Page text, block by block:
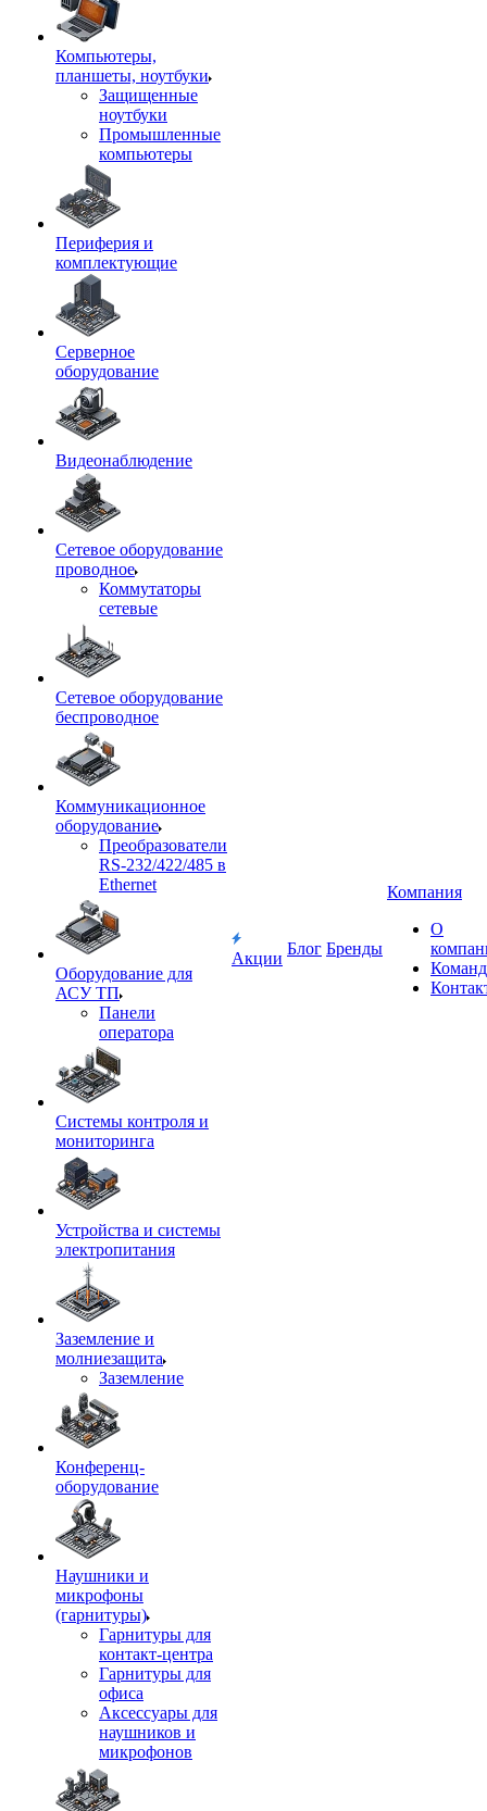
Компьютеры,
планшеты, ноутбуки
Защищенные
ноутбуки
Промышленные
компьютеры
Периферия и
комплектующие
Серверное
оборудование
Видеонаблюдение
Сетевое оборудование
проводное
Коммутаторы
сетевые
Сетевое оборудование
беспроводное
Коммуникационное
оборудование
Преобразователи
RS-232/422/485 в
Ethernet
Оборудование для
АСУ ТП
Панели
оператора
Системы контроля и
мониторинга
Устройства и системы
электропитания
Заземление и
молниезащита
Заземление
Конференц-
оборудование
Наушники и
микрофоны
(гарнитуры)
Гарнитуры для
контакт-центра
Гарнитуры для
офиса
Аксессуары для
наушников и
микрофонов
Акции
Блог Бренды
Компания
О